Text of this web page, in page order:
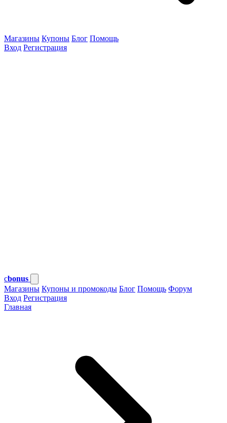
Магазины Купоны Блог Помощь
Вход Регистрация
cbonus
Магазины Купоны и промокоды Блог Помощь Форум
Вход Регистрация
Главная